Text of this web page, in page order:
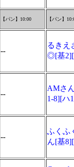
【パン】10:00 【パン】
--
るきえ
◎[基
--
AMさ
1-8][ハ
--
ふくふ
ん[基